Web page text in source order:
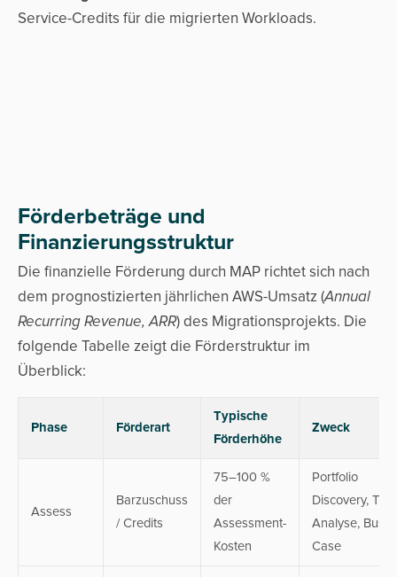
Service-Credits für die migrierten Workloads.
Förderbeträge und
Finanzierungsstruktur
Die finanzielle Förderung durch MAP richtet sich nach
dem prognostizierten jährlichen AWS-Umsatz (Annual
Recurring Revenue, ARR) des Migrationsprojekts. Die
folgende Tabelle zeigt die Förderstruktur im
Überblick:
Phase Förderart
Typische
Förderhöhe
Zweck
Assess
Barzuschuss
/ Credits
75–100 %
der
Assessment-
Kosten
Portfolio
Discovery,
Analyse,
Case